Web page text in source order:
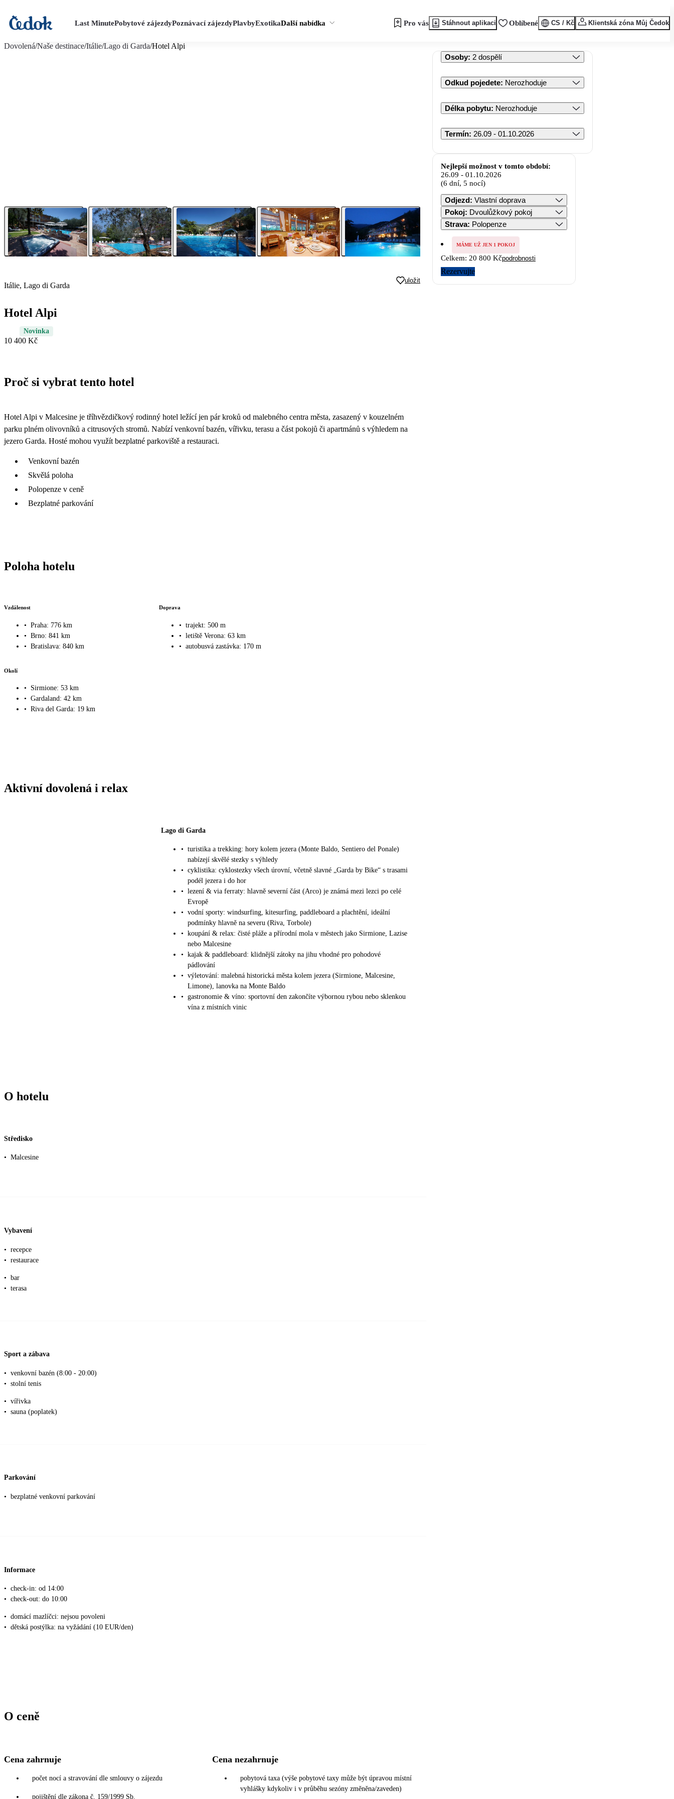
Last MinutePobytové zájezdyPoznávací zájezdyPlavbyExotikaDalší nabídka Pro vás Stáhnout aplikaci Oblíbené CS / Kč Klientská zóna Můj Čedok
Dovolená/Naše destinace/Itálie/Lago di Garda/Hotel Alpi
Itálie, Lago di Garda
uložit
Hotel Alpi
Novinka
10 400 Kč
Proč si vybrat tento hotel
Hotel Alpi v Malcesine je tříhvězdičkový rodinný hotel ležící jen pár kroků od malebného centra města, zasazený v kouzelném
parku plném olivovníků a citrusových stromů. Nabízí venkovní bazén, vířivku, terasu a část pokojů či apartmánů s výhledem na
jezero Garda. Hosté mohou využít bezplatné parkoviště a restauraci.
Venkovní bazén
Skvělá poloha
Polopenze v ceně
Bezplatné parkování
Poloha hotelu
Vzdálenost
• Praha: 776 km
• Brno: 841 km
• Bratislava: 840 km
Doprava
• trajekt: 500 m
• letiště Verona: 63 km
• autobusvá zastávka: 170 m
Okolí
•
Sirmione: 53 km
• Gardaland: 42 km
• Riva del Garda: 19 km
Aktivní dovolená i relax
Lago di Garda
• turistika a trekking: hory kolem jezera (Monte Baldo, Sentiero del Ponale)
nabízejí skvělé stezky s výhledy
• cyklistika: cyklostezky všech úrovní, včetně slavné „Garda by Bike“ s trasami
podél jezera i do hor
• lezení & via ferraty: hlavně severní část (Arco) je známá mezi lezci po celé
Evropě
• vodní sporty: windsurfing, kitesurfing, paddleboard a plachtění, ideální
podmínky hlavně na severu (Riva, Torbole)
• koupání & relax: čisté pláže a přírodní mola v městech jako Sirmione, Lazise
nebo Malcesine
• kajak & paddleboard: klidnější zátoky na jihu vhodné pro pohodové
pádlování
• výletování: malebná historická města kolem jezera (Sirmione, Malcesine,
Limone), lanovka na Monte Baldo
• gastronomie & víno: sportovní den zakončíte výbornou rybou nebo sklenkou
vína z místních vinic
O hotelu
Středisko
• Malcesine
Vybavení
• recepce
• restaurace
• bar
• terasa
Sport a zábava
• venkovní bazén (8:00 - 20:00)
• stolní tenis
• vířivka
• sauna (poplatek)
Parkování
• bezplatné venkovní parkování
Informace
• check-in: od 14:00
• check-out: do 10:00
• domácí mazlíčci: nejsou povoleni
• dětská postýlka: na vyžádání (10 EUR/den)
O ceně
Cena zahrnuje
počet nocí a stravování dle smlouvy o zájezdu
pojištění dle zákona č. 159/1999 Sb.
Cena nezahrnuje
pobytová taxa (výše pobytové taxy může být úpravou místní
vyhlášky kdykoliv i v průběhu sezóny změněna/zaveden)
Osoby: 2 dospělí
Odkud pojedete: Nerozhoduje
Délka pobytu: Nerozhoduje
Termín: 26.09 - 01.10.2026
Nejlepší možnost v tomto období:
26.09 - 01.10.2026
(6 dní, 5 nocí)
Odjezd: Vlastní doprava
Pokoj: Dvoulůžkový pokoj
Strava: Polopenze
MÁME UŽ JEN 1 POKOJ
Celkem: 20 800 Kčpodrobnosti
Rezervujte